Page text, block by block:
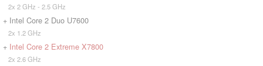
2x 2 GHz - 2.5 GHz
+ Intel Core 2 Duo U7600
2x 1.2 GHz
+ Intel Core 2 Extreme X7800
2x 2.6 GHz